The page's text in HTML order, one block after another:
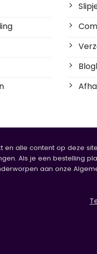
en alle content op deze
Als je een bestelling
aan onze